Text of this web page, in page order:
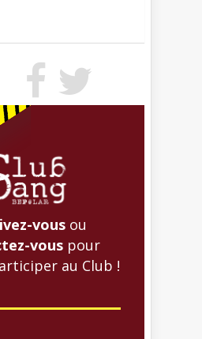
vous ou
vous pour
au Club !